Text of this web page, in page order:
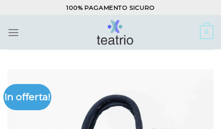
contenuti
100% PAGAMENTO SICURO
0
In offerta!